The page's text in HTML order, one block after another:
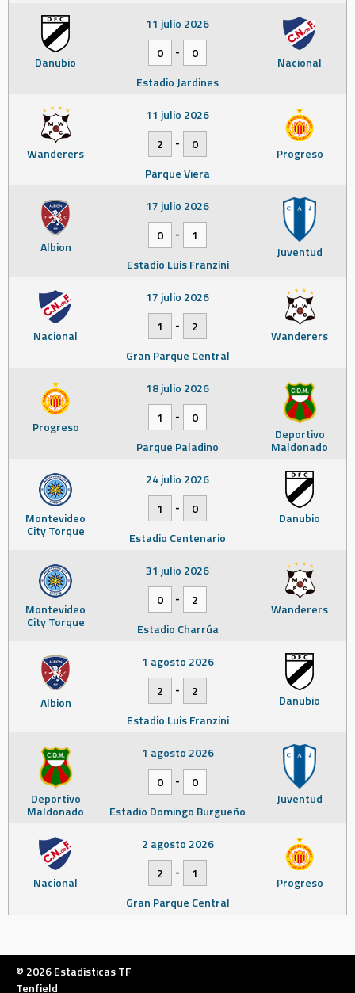
Danubio Nacional
11 julio 2026
0
-
0
Estadio Jardines
Wanderers Progreso
11 julio 2026
2
-
0
Parque Viera
Albion Juventud
17 julio 2026
0
-
1
Estadio Luis Franzini
Nacional Wanderers
17 julio 2026
1
-
2
Gran Parque Central
Progreso Deportivo
Maldonado
18 julio 2026
1
-
0
Parque Paladino
Montevideo
City Torque
Danubio
24 julio 2026
1
-
0
Estadio Centenario
Montevideo
City Torque
Wanderers
31 julio 2026
0
-
2
Estadio Charrúa
Albion Danubio
1 agosto 2026
2
-
2
Estadio Luis Franzini
Deportivo
Maldonado
Juventud
1 agosto 2026
0
-
0
Estadio Domingo Burgueño
Nacional Progreso
2 agosto 2026
2
-
1
Gran Parque Central
© 2026 Estadísticas TF
Tenfield